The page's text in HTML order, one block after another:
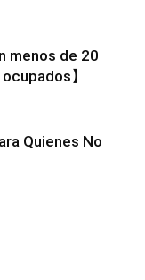
menos de 20
】
Quienes No